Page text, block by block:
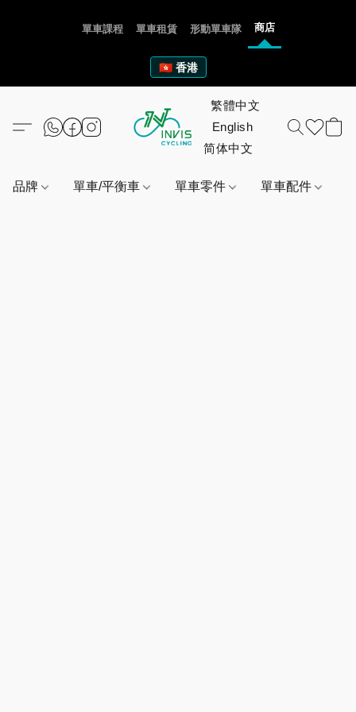
單車課程 單車租賃 形動單車隊 商店
🇭🇰 香港
品牌 單車/平衡車 單車零件 單車配件